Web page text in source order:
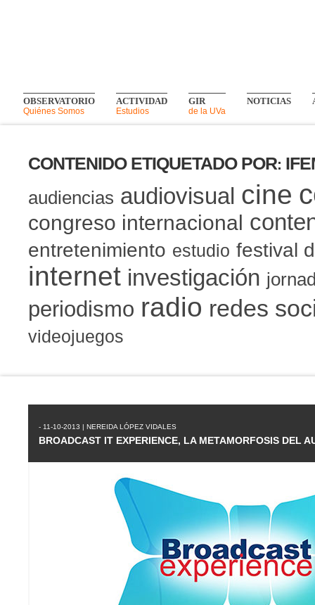
OBSERVATORIO
Quiénes Somos
ACTIVIDAD
Estudios
GIR
de la UVa
NOTICIAS
CONTENIDO ETIQUETADO POR:
audiencias audiovisual cine
congreso internacional
entretenimiento estudio festival
internet investigación
periodismo radio redes
videojuegos
- 11-10-2013 | NEREIDA LÓPEZ VIDALES
BROADCAST IT EXPERIENCE, LA METAMORFOSIS DEL